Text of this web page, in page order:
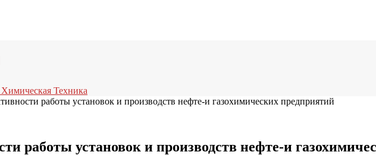
Химическая Техника
работы установок и производств нефте-и газохимических предприятий
работы установок и производств нефте-и